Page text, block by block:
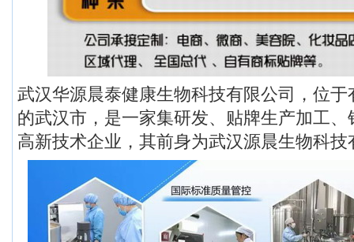
武汉华源晨泰健康生物科技有限公司，位于
的武汉市，是一家集研发、贴牌生产加工
高新技术企业，其前身为武汉源晨生物科技